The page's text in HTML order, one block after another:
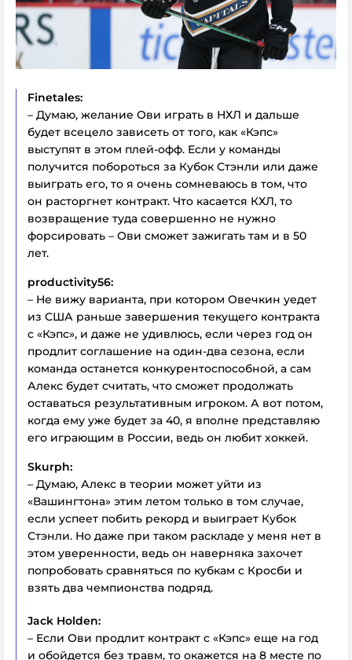
Finetales:
– Думаю, желание Ови играть в НХЛ и дальше
будет всецело зависеть от того, как «Кэпс»
выступят в этом плей-офф. Если у команды
получится побороться за Кубок Стэнли или даже
выиграть его, то я очень сомневаюсь в том, что
он расторгнет контракт. Что касается КХЛ, то
возвращение туда совершенно не нужно
форсировать – Ови сможет зажигать там и в 50
лет.
productivity56:
– Не вижу варианта, при котором Овечкин уедет
из США раньше завершения текущего контракта
с «Кэпс», и даже не удивлюсь, если через год он
продлит соглашение на один-два сезона, если
команда останется конкурентоспособной, а сам
Алекс будет считать, что сможет продолжать
оставаться результативным игроком. А вот потом,
когда ему уже будет за 40, я вполне представляю
его играющим в России, ведь он любит хоккей.
Skurph:
– Думаю, Алекс в теории может уйти из
«Вашингтона» этим летом только в том случае,
если успеет побить рекорд и выиграет Кубок
Стэнли. Но даже при таком раскладе у меня нет в
этом уверенности, ведь он наверняка захочет
попробовать сравняться по кубкам с Кросби и
взять два чемпионства подряд.
Jack Holden:
– Если Ови продлит контракт с «Кэпс» еще на год
и обойдется без травм, то окажется на 8 месте по